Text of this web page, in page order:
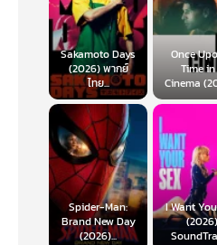
Sakamoto Days
(2026) พากย์
ไทย...
Once
Time
Cinema
Spider-Man:
Brand New Day
(2026)...
I Want